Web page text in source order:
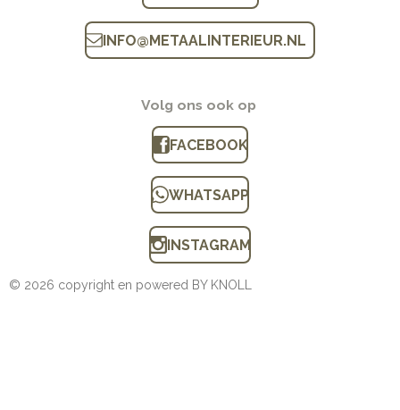
INFO@METAALINTERIEUR.NL
Volg ons ook op
FACEBOOK
WHATSAPP
INSTAGRAM
© 2026 copyright en powered BY KNOLL